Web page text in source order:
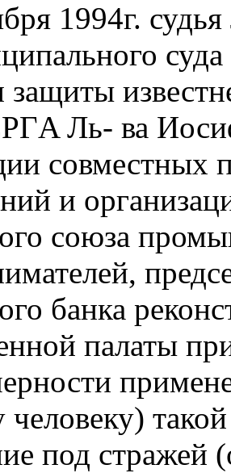
1994г.
суда
защиты
Ль- ва
совместных
и
союза
банка
палаты
под стражей